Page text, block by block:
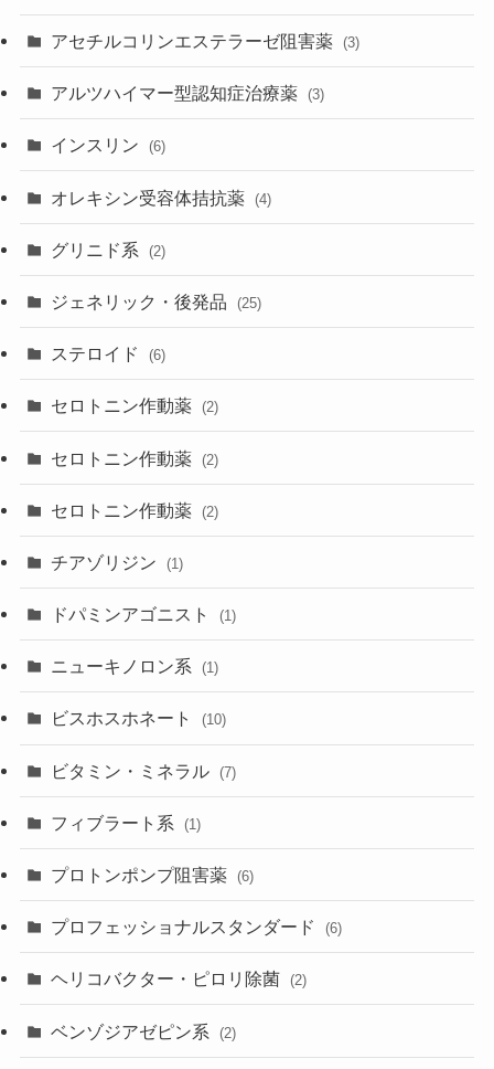
アセチルコリンエステラーゼ阻害薬 (3)
アルツハイマー型認知症治療薬 (3)
インスリン (6)
オレキシン受容体拮抗薬 (4)
グリニド系 (2)
ジェネリック・後発品 (25)
ステロイド (6)
セロトニン作動薬 (2)
セロトニン作動薬 (2)
セロトニン作動薬 (2)
チアゾリジン (1)
ドパミンアゴニスト (1)
ニューキノロン系 (1)
ビスホスホネート (10)
ビタミン・ミネラル (7)
フィブラート系 (1)
プロトンポンプ阻害薬 (6)
プロフェッショナルスタンダード (6)
ヘリコバクター・ピロリ除菌 (2)
ベンゾジアゼピン系 (2)